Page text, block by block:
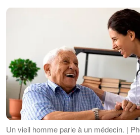
Un vieil homme parle à un médecin. |